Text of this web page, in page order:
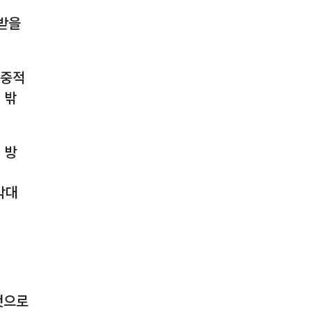
을
적
밖
방
대
로